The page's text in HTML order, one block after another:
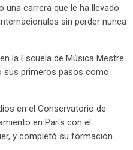
una carrera que le ha llevado
sin perder nunca
la Escuela de Música Mestre
sus primeros pasos como
en el Conservatorio de
en París con el
y completó su formación